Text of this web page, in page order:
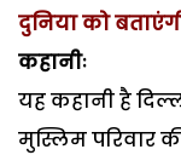
दुनिया को
कहानीः
यह कहानी है
मुस्लिम परिवार